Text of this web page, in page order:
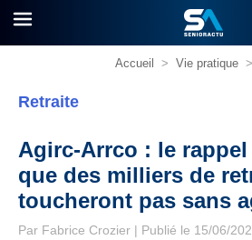
Accueil > Vie pratique >
Retraite
Agirc-Arrco : le rappel
que des milliers de
toucheront pas sans
Par Fabrice Crozier | Publié le 15/06/